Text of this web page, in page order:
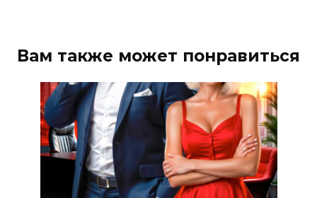
Вам также может понравиться